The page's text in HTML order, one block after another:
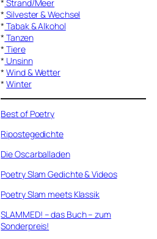
* Strand/Meer
* Silvester & Wechsel
* Tabak & Alkohol
* Tanzen
* Tiere
* Unsinn
*Wind & Wetter
*Winter
Best of Poetry
Ripostegedichte
Die Oscarballaden
Poetry Slam Gedichte & Videos
Poetry Slam meets Klassik
SLAMMED! – das Buch – zum
Sonderpreis!